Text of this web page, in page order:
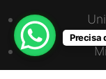
Precisa